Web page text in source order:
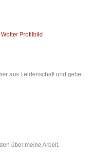
aus Leidenschaft und gebe
über meine Arbeit.